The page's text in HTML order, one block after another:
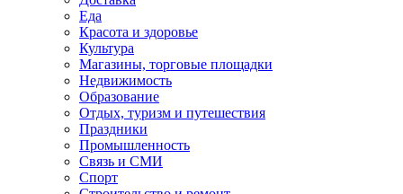
Еда
Красота и здоровье
Культура
Магазины, торговые площадки
Недвижимость
Образование
Отдых, туризм и путешествия
Праздники
Промышленность
Связь и СМИ
Спорт